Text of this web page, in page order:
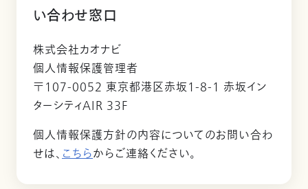
い合わせ窓口
株式会社カオナビ
個人情報保護管理者
〒107-0052 東京都港区赤坂1-8-1 赤坂イン
ターシティAIR 33F
個人情報保護方針の内容についてのお問い合わ
せは、こちらからご連絡ください。